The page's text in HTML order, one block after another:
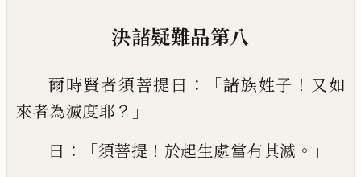
決諸疑難品第八
爾時賢者須菩提曰 ：「諸族姓子 ！ 又如
來者為滅度耶 ？」
曰 ：「須菩提 ！ 於起生處當有其滅 。」